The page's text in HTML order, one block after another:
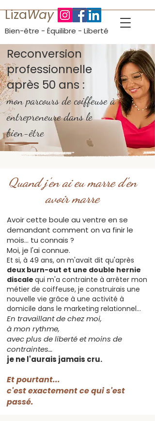
LizaWay
Bien-être - Équilibre - Liberté
Reconversion
professionnelle
après 50 ans :
mon parcours de coiffeuse à
entrepreneure dans le
bien-être
Quand j'en ai eu marre d'en
avoir marre
Avoir cette boule au ventre en se
demandant comment on va finir le
mois… tu connais ?
Moi, je l'ai connue.
Et si, à 49 ans, on m'avait dit qu'après
deux burn-out et une double hernie
discale qui m'a contrainte à arrêter mon
métier de coiffeuse, je construirais une
nouvelle vie grâce à une activité à
domicile dans le marketing relationnel…
En travaillant de chez moi,
à mon rythme,
avec plus de liberté et moins de
contraintes…
je ne l'aurais jamais cru.
Et pourtant...
c'est exactement ce qui s'est
passé.